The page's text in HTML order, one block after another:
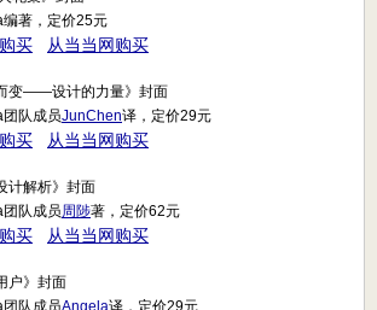
著，定价25元
买 从当当网购买
队成员JunChen译，定价29元
买 从当当网购买
队成员周陟著，定价62元
买 从当当网购买
队成员Angela译，定价29元